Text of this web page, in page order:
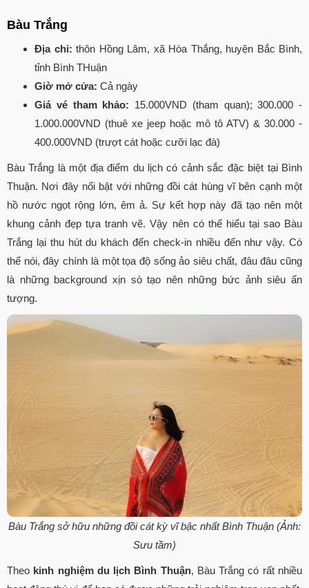
Bàu Trắng
Địa chỉ: thôn Hồng Lâm, xã Hòa Thắng, huyện Bắc Bình,
tỉnh Bình THuận
Giờ mở cửa: Cả ngày
Giá vé tham khảo: 15.000VND (tham quan); 300.000 -
1.000.000VND (thuê xe jeep hoặc mô tô ATV) & 30.000 -
400.000VND (trượt cát hoặc cưỡi lạc đà)
Bàu Trắng là một địa điểm du lịch có cảnh sắc đặc biệt tại Bình
Thuận. Nơi đây nổi bật với những đồi cát hùng vĩ bên cạnh một
hồ nước ngọt rộng lớn, êm ả. Sự kết hợp này đã tạo nên một
khung cảnh đẹp tựa tranh vẽ. Vậy nên có thể hiểu tại sao Bàu
Trắng lại thu hút du khách đến check-in nhiều đến như vậy. Có
thể nói, đây chính là một tọa độ sống ảo siêu chất, đâu đâu cũng
là những background xịn sò tạo nên những bức ảnh siêu ấn
tượng.
Bàu Trắng sở hữu những đồi cát kỳ vĩ bậc nhất Bình Thuận (Ảnh:
Sưu tầm)
Theo kinh nghiệm du lịch Bình Thuận, Bàu Trắng có rất nhiều